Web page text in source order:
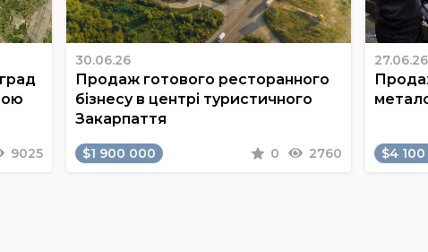
9025
30.06.26
Продаж готового ресторанного
бізнесу в центрі туристичного
Закарпаття
$1 900 000 0 2760
27.06.26
$4